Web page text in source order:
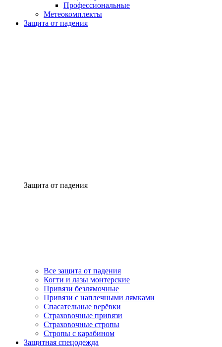
Профессиональные
Метеокомплекты
Защита от падения
Защита от падения
Все защита от падения
Когти и лазы монтерские
Привязи безлямочные
Привязи с наплечными лямками
Спасательные верёвки
Страховочные привязи
Страховочные стропы
Стропы с карабином
Защитная спецодежда